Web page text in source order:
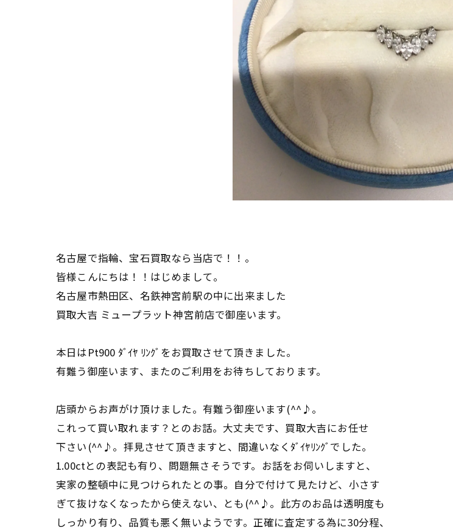
名古屋で指輪、宝石買取なら当店で！！。
皆様こんにちは！！はじめまして。
名古屋市熱田区、名鉄神宮前駅の中に出来ました
買取大吉 ミュープラット神宮前店で御座います。
本日はPt900 ﾀﾞｲﾔ ﾘﾝｸﾞをお買取させて頂きました。
有難う御座います、またのご利用をお待ちしております。
店頭からお声がけ頂けました。有難う御座います(^^♪。
これって買い取れます？とのお話。大丈夫です、買取大吉にお任せ
下さい(^^♪。拝見させて頂きますと、間違いなくﾀﾞｲﾔﾘﾝｸﾞでした。
1.00ctとの表記も有り、問題無さそうです。お話をお伺いしますと、
実家の整頓中に見つけられたとの事。自分で付けて見たけど、小さす
ぎて抜けなくなったから使えない、とも(^^♪。此方のお品は透明度も
しっかり有り、品質も悪く無いようです。正確に査定する為に30分程、